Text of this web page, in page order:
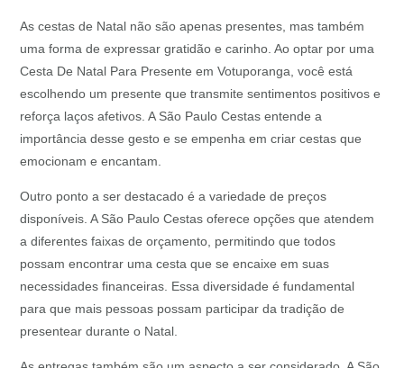
As cestas de Natal não são apenas presentes, mas também
uma forma de expressar gratidão e carinho. Ao optar por uma
Cesta De Natal Para Presente em Votuporanga, você está
escolhendo um presente que transmite sentimentos positivos e
reforça laços afetivos. A São Paulo Cestas entende a
importância desse gesto e se empenha em criar cestas que
emocionam e encantam.
Outro ponto a ser destacado é a variedade de preços
disponíveis. A São Paulo Cestas oferece opções que atendem
a diferentes faixas de orçamento, permitindo que todos
possam encontrar uma cesta que se encaixe em suas
necessidades financeiras. Essa diversidade é fundamental
para que mais pessoas possam participar da tradição de
presentear durante o Natal.